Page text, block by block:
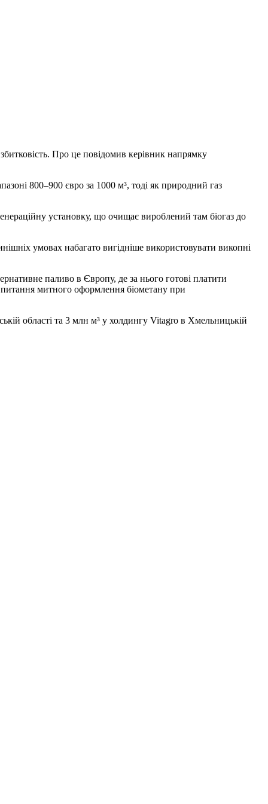
Про це повідомив керівник напрямку
800–900 євро за 1000 м³, тоді як природний газ
установку, що очищає вироблений там біогаз до
умовах набагато вигідніше використовувати викопні
паливо в Європу, де за нього готові платити
питання митного оформлення біометану при
області та 3 млн м³ у холдингу Vitagro в Хмельницькій